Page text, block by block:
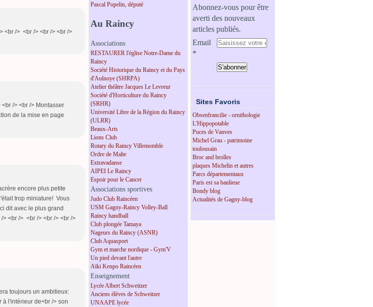
<br /> <br /> <br /> <br />
/> <br /> Montasser
de la mise en page
encore plus petite
trop miniature! Vous
dit avec le plus grand
<br /> <br /> <br /> <br />
toujours un ambitieux:
l'intérieur de<br /> son
Pascal Popelin, député
Au Raincy
Associations
RESTAURER l'église Notre-Dame du
Raincy
Société Historique du Raincy et du Pays
d'Aulnoye (SHRPA)
Atelier théâtre Jacques Le Levreur
Société d'Horticulture du Raincy
(SRHR)
Université Libre de la Région du Raincy
(ULRR)
Beaux-Arts
Lions Club
Rotary du Raincy Villemomble
Ordre de Malte
Extravadanse
AIPEI Le Raincy
Espoir pour le Cancer
Associations sportives
Judo Club Raincéen
USM Gagny-Raincy Volley-Ball
Raincy handball
Club plongée Tamaya
Nageurs du Raincy (ASNR)
Club Aquasport
Gym et marche nordique - Gym'V
Un pied devant l'autre
Aïki Kenpo Raincéen
Enseignement
Lycée Albert Schweitzer
Anciens élèves de Schweitzer
UNAAPE lycée
Abonnez-vous pour être
averti des nouveaux
articles publiés.
Email
Sites Favoris
Obsenfrancilie - ornithologie
L'Hippopotable
Puces de Vanves
Michel Grau - patrimoine
toulousain
Broc and brolles
plaques Michelin et autres
Parcs départementaux
Paris est sa banlieue
Bondy blog
Actualités de Gagny-blog